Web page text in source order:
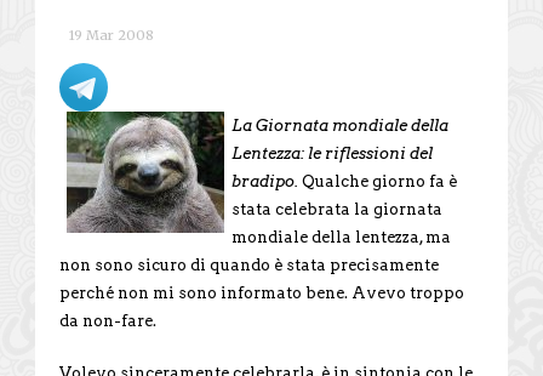
19 Mar 2008
La Giornata mondiale della
Lentezza: le riflessioni del
bradipo. Qualche giorno fa è
stata celebrata la giornata
mondiale della lentezza, ma
non sono sicuro di quando è stata precisamente
perché non mi sono informato bene. Avevo troppo
da non-fare.